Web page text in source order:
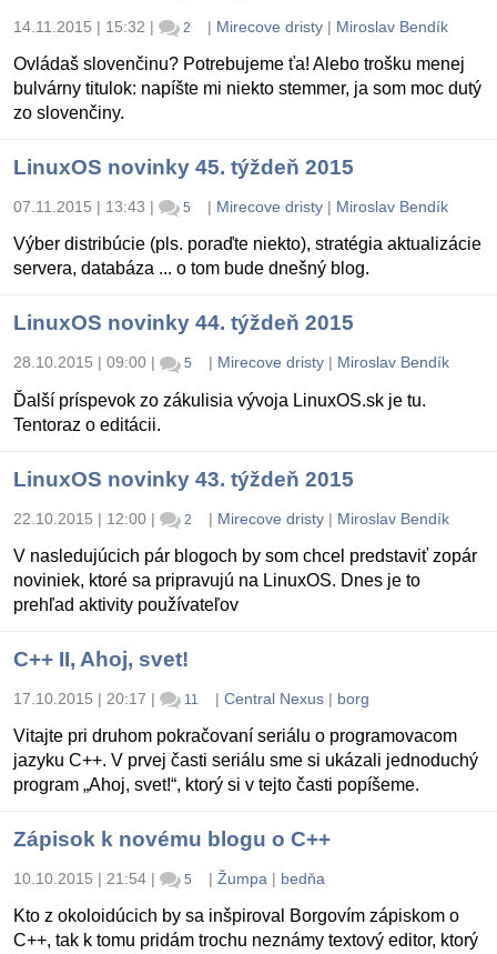
14.11.2015 | 15:32 | 2 | Mirecove dristy| Miroslav Bendík
Ovládaš slovenčinu? Potrebujeme ťa! Alebo trošku menej
bulvárny titulok: napíšte mi niekto stemmer, ja som moc dutý
zo slovenčiny.
LinuxOS novinky 45. týždeň 2015
07.11.2015 | 13:43 | 5 | Mirecove dristy| Miroslav Bendík
Výber distribúcie (pls. poraďte niekto), stratégia aktualizácie
servera, databáza ... o tom bude dnešný blog.
LinuxOS novinky 44. týždeň 2015
28.10.2015 | 09:00 | 5 | Mirecove dristy| Miroslav Bendík
Ďalší príspevok zo zákulisia vývoja LinuxOS.sk je tu.
Tentoraz o editácii.
LinuxOS novinky 43. týždeň 2015
22.10.2015 | 12:00 | 2 | Mirecove dristy| Miroslav Bendík
V nasledujúcich pár blogoch by som chcel predstaviť zopár
noviniek, ktoré sa pripravujú na LinuxOS. Dnes je to
prehľad aktivity používateľov
C++ II, Ahoj, svet!
17.10.2015 | 20:17 | 11 | Central Nexus| borg
Vitajte pri druhom pokračovaní seriálu o programovacom
jazyku C++. V prvej časti seriálu sme si ukázali jednoduchý
program „Ahoj, svet!“, ktorý si v tejto časti popíšeme.
Zápisok k novému blogu o C++
10.10.2015 | 21:54 | 5 | Žumpa | bedňa
Kto z okoloidúcich by sa inšpiroval Borgovím zápiskom o
C++, tak k tomu pridám trochu neznámy textový editor, ktorý